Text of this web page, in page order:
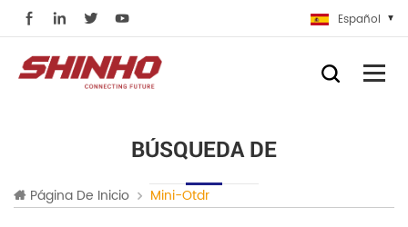
Español
BÚSQUEDA DE
Página De Inicio Mini-Otdr